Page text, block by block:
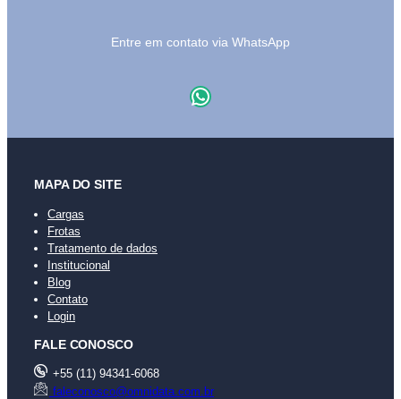
Entre em contato via WhatsApp
WhatsApp
MAPA DO SITE
Cargas
Frotas
Tratamento de dados
Institucional
Blog
Contato
Login
FALE CONOSCO
+55 (11) 94341-6068
faleconosco@omnidata.com.br